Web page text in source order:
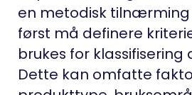
en metodisk
først må definere
brukes for klassifisering
Dette kan omfatte